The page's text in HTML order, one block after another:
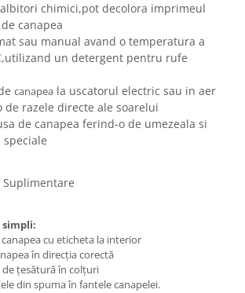
chimici,pot decolora imprimeul
canapea
sau manual avand o temperatura a
un detergent pentru rufe
canapea la uscatorul electric sau in aer
razele directe ale soarelui
de canapea ferind-o de umezeala si
simpli:
canapea cu eticheta la interior
în direcția corectă
de țesătură în colțuri
din spuma în fantele canapelei.